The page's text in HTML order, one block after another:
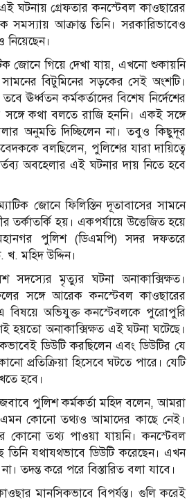
ঘটনায় গ্রেফতার কনস্টেবল কাওছারের
সমস্যায় আক্রান্ত তিনি। সরকারিভাবেও
জোনে গিয়ে দেখা যায়, এখনো শুকায়নি
বিটুমিনের সড়কের সেই অংশটি।
ঊর্ধ্বতন কর্মকর্তাদের বিশেষ নির্দেশের
কথা বলতে রাজি হননি। একই সঙ্গে
অনুমতি দিচ্ছিলেন না। তবুও কিছুদূর
বলছিলেন, পুলিশের যারা দায়িত্বে
অবহেলার এই ঘটনার দায় নিতে হবে
জোনে ফিলিস্তিন দূতাবাসের সামনে
হয়। একপর্যায়ে উত্তেজিত হয়ে
পুলিশ (ডিএমপি) সদর দফতরে
মহিদ উদ্দিন।
মৃত্যুর ঘটনা অনাকাক্সিক্ষত।
সঙ্গে আরেক কনস্টেবল কাওছারের
বিষয়ে অভিযুক্ত কনস্টেবলকে পুরোপুরি
হয়তো অনাকাক্সিক্ষত এই ঘটনা ঘটেছে।
ডিউটি করছিলেন এবং ডিউটির যে
প্রতিক্রিয়া হিসেবে ঘটতে পারে। যেটি
হবে।
পুলিশ কর্মকর্তা মহিদ বলেন, আমরা
এমন কোনো তথ্যও আমাদের কাছে নেই।
কোনো তথ্য পাওয়া যায়নি। কনস্টেবল
তিনি যথাযথভাবে ডিউটি করেছেন। এখন
তদন্ত করে পরে বিস্তারিত বলা যাবে।
মানসিকভাবে বিপর্যস্ত। গুলি করেই